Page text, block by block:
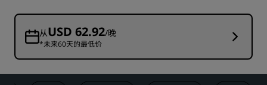
从USD 62.92/晚
*未来60天的最低价